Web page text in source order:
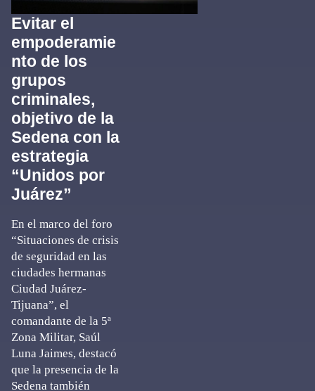
Evitar el
empoderamie
nto de los
grupos
criminales,
objetivo de la
Sedena con la
estrategia
“Unidos por
Juárez”
En el marco del foro
“Situaciones de crisis
de seguridad en las
ciudades hermanas
Ciudad Juárez-
Tijuana”, el
comandante de la 5ª
Zona Militar, Saúl
Luna Jaimes, destacó
que la presencia de la
Sedena también